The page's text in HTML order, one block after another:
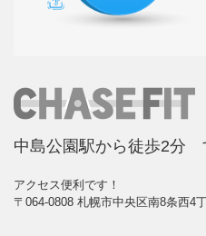
中島公園駅から徒歩2分
アクセス便利です！
〒064-0808 札幌市中央区南8条西4